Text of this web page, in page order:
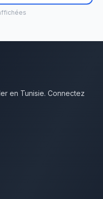
en Tunisie. Connectez